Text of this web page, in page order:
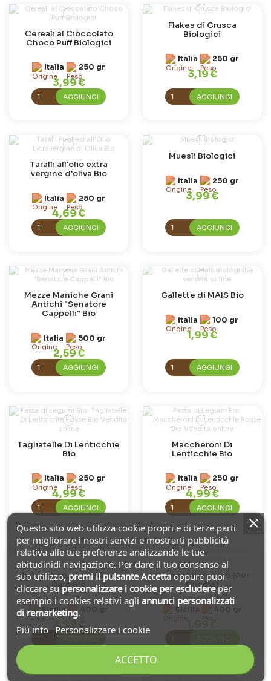
Cereali al Cioccolato
Choco Puff Biologici
Italia 250 gr
3,99 €
AGGIUNGI
Flakes di Crusca
Biologici
Italia 250 gr
3,19 €
AGGIUNGI
Taralli all'olio extra
vergine d'oliva Bio
Italia 250 gr
4,69 €
AGGIUNGI
Muesli Biologici
Italia 250 gr
3,99 €
AGGIUNGI
Mezze Maniche Grani
Antichi "Senatore
Cappelli" Bio
Italia 500 gr
2,59 €
AGGIUNGI
Gallette di MAIS Bio
Italia 100 gr
1,99 €
AGGIUNGI
Tagliatelle Di Lenticchie
Bio
Italia 250 gr
4,99 €
AGGIUNGI
Maccheroni Di
Lenticchie Bio
Italia 250 gr
4,99 €
AGGIUNGI
Bulgur Integrale Grano
Duro Bio
Sicilia
2,99 €
AGGIUNGI
Grano Maiorca Bio (Per
Cuccìa)
Sicilia
Questo sito web utilizza cookie propri e di terze parti
per migliorare i nostri servizi e mostrarti pubblicità
relativa alle tue preferenze analizzando le tue
abitudinidi navigazione. Per dare il tuo consenso al
suo utilizzo, premi il pulsante Accettaoppure puoi
cliccare su personalizzare i cookie per escludereper
esempio i cookies relativi agli annunci personalizzati
di remarketing.
Piú info
Personalizzare i cookie
ACCETTO